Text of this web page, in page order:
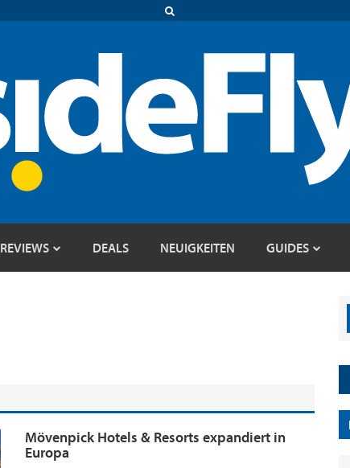
REVIEWS DEALS NEUIGKEITEN GUIDES
Mövenpick Hotels & Resorts expandiert in
Europa